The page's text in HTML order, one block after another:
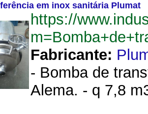
em inox sanitária Plumat
https://
Fabricante:
- Bomba de
Alema. - q 7,8